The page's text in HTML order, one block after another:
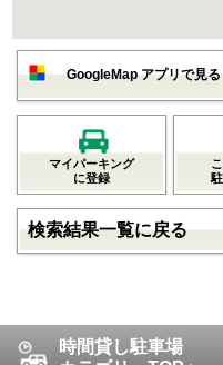
GoogleMap アプリで見る
マイパーキング
に登録
検索結果一覧に戻る
時間貸し駐車場